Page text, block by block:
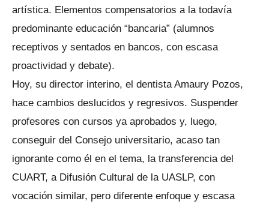
artística. Elementos compensatorios a la todavía
predominante educación “bancaria” (alumnos
receptivos y sentados en bancos, con escasa
proactividad y debate).
Hoy, su director interino, el dentista Amaury Pozos,
hace cambios deslucidos y regresivos. Suspender
profesores con cursos ya aprobados y, luego,
conseguir del Consejo universitario, acaso tan
ignorante como él en el tema, la transferencia del
CUART, a Difusión Cultural de la UASLP, con
vocación similar, pero diferente enfoque y escasa